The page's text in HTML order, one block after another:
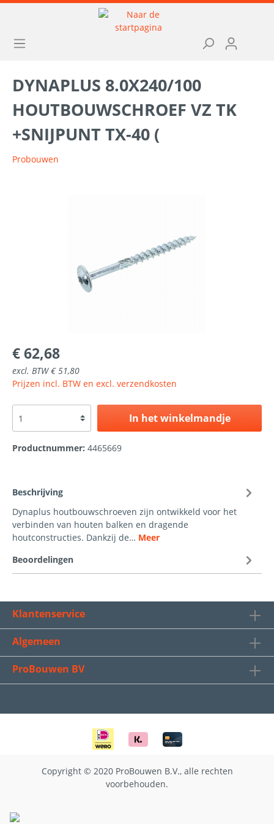
DYNAPLUS 8.0X240/100
HOUTBOUWSCHROEF VZ TK
+SNIJPUNT TX-40 (
Probouwen
€ 62,68
excl. BTW € 51,80
Prijzen incl. BTW en excl. verzendkosten
In het winkelmandje
Productnummer: 4465669
Beschrijving
Dynaplus houtbouwschroeven zijn ontwikkeld voor het
verbinden van houten balken en dragende
houtconstructies. Dankzij de… Meer
Beoordelingen
Klantenservice
Algemeen
ProBouwen BV
Copyright © 2020 ProBouwen B.V., alle rechten
voorbehouden.